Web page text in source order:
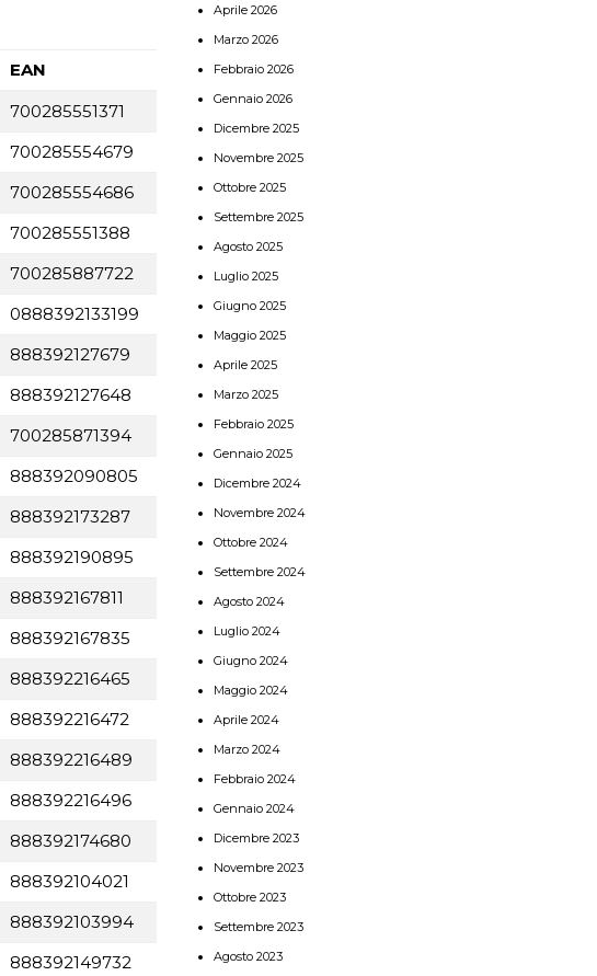
EAN
700285551371
700285554679
700285554686
700285551388
700285887722
0888392133199
888392127679
888392127648
700285871394
888392090805
888392173287
888392190895
888392167811
888392167835
888392216465
888392216472
888392216489
888392216496
888392174680
888392104021
888392103994
888392149732
Aprile 2026
Marzo 2026
Febbraio 2026
Gennaio 2026
Dicembre 2025
Novembre 2025
Ottobre 2025
Settembre 2025
Agosto 2025
Luglio 2025
Giugno 2025
Maggio 2025
Aprile 2025
Marzo 2025
Febbraio 2025
Gennaio 2025
Dicembre 2024
Novembre 2024
Ottobre 2024
Settembre 2024
Agosto 2024
Luglio 2024
Giugno 2024
Maggio 2024
Aprile 2024
Marzo 2024
Febbraio 2024
Gennaio 2024
Dicembre 2023
Novembre 2023
Ottobre 2023
Settembre 2023
Agosto 2023